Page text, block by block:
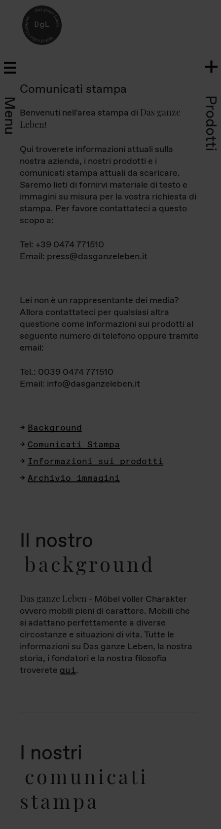
Menu Prodotti
Comunicati stampa
Benvenuti nell'area stampa di Das ganze
Leben!
Qui troverete informazioni attuali sulla
nostra azienda, i nostri prodotti e i
comunicati stampa attuali da scaricare.
Saremo lieti di fornirvi materiale di testo e
immagini su misura per la vostra richiesta di
stampa. Per favore contattateci a questo
scopo a:
Tel: +39 0474 771510
Email: press@dasganzeleben.it
Lei non è un rappresentante dei media?
Allora contattateci per qualsiasi altra
questione come informazioni sui prodotti al
seguente numero di telefono oppure tramite
email:
Tel.: 0039 0474 771510
Email: info@dasganzeleben.it
Background
Comunicati Stampa
Informazioni sui prodotti
Archivio immagini
Il nostro
background
Das ganze Leben - Möbel voller Charakter
ovvero mobili pieni di carattere. Mobili che
si adattano perfettamente a diverse
circostanze e situazioni di vita. Tutte le
informazioni su Das ganze Leben, la nostra
storia, i fondatori e la nostra filosofia
troverete qui.
I nostri
comunicati
stampa